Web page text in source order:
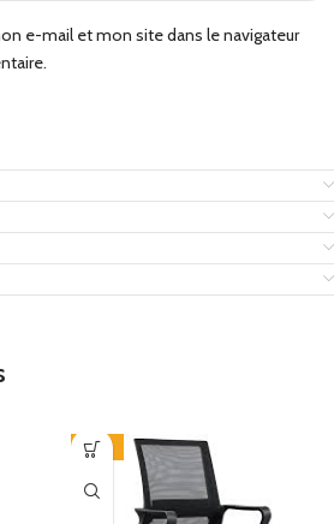
e-mail et mon site dans le navigateur
-27%